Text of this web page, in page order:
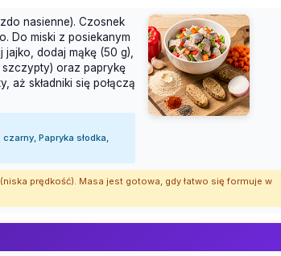
nasienne). Czosnek
Do miski z posiekanym
dodaj mąkę (50 g),
szczypty) oraz paprykę
aż składniki się połączą
Papryka słodka,
prędkość). Masa jest gotowa, gdy łatwo się formuje w